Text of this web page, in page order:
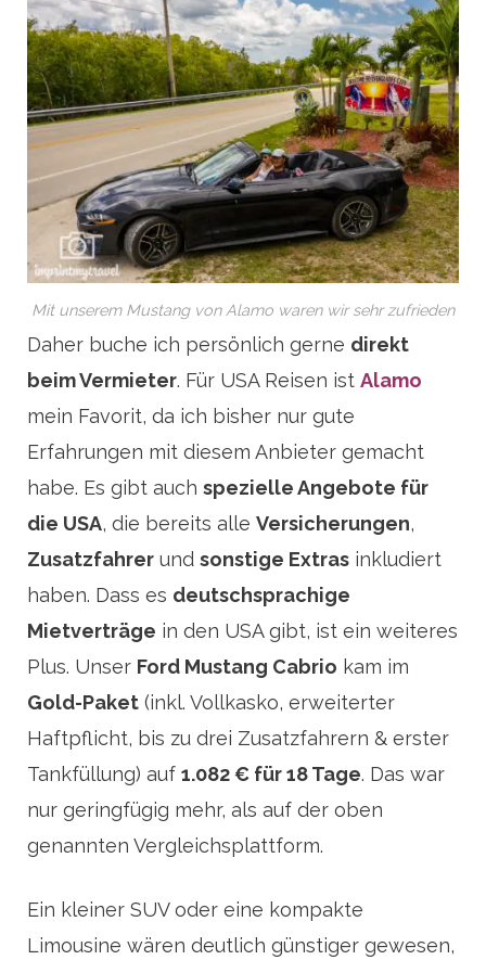
Mit unserem Mustang von Alamo waren wir sehr zufrieden
Daher buche ich persönlich gerne direkt
beim Vermieter. Für USA Reisen ist Alamo
mein Favorit, da ich bisher nur gute
Erfahrungen mit diesem Anbieter gemacht
habe. Es gibt auch spezielle Angebote für
die USA, die bereits alle Versicherungen,
Zusatzfahrer und sonstige Extras inkludiert
haben. Dass es deutschsprachige
Mietverträge in den USA gibt, ist ein weiteres
Plus. Unser Ford Mustang Cabrio kam im
Gold-Paket (inkl. Vollkasko, erweiterter
Haftpflicht, bis zu drei Zusatzfahrern & erster
Tankfüllung) auf 1.082 € für 18 Tage. Das war
nur geringfügig mehr, als auf der oben
genannten Vergleichsplattform.
Ein kleiner SUV oder eine kompakte
Limousine wären deutlich günstiger gewesen,